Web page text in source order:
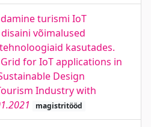
turismi IoT
võimalused
kasutades.
for IoT applications in
Design
Industry with
magistritööd